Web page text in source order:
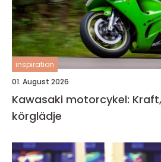
inspiration
01. August 2026
Kawasaki motorcykel:
körglädje